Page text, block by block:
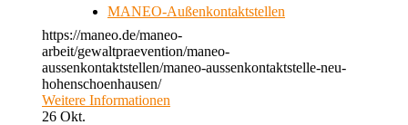
MANEO-Außenkontaktstellen
https://maneo.de/maneo-
arbeit/gewaltpraevention/maneo-
aussenkontaktstellen/maneo-aussenkontaktstelle-neu-
hohenschoenhausen/
Weitere Informationen
26 Okt.